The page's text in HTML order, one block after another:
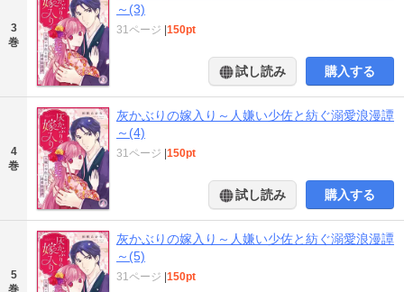
3
巻
～(3)
31ページ |150pt
試し読み 購入する
4
巻
灰かぶりの嫁入り～人嫌い少佐と紡ぐ溺愛浪漫譚
～(4)
31ページ |150pt
試し読み 購入する
5
巻
灰かぶりの嫁入り～人嫌い少佐と紡ぐ溺愛浪漫譚
～(5)
31ページ |150pt